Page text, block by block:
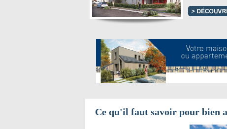
Ce qu'il faut savoir pour bien